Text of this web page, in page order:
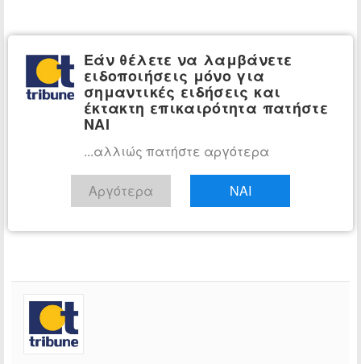
Εάν θέλετε να λαμβάνετε
ειδοποιήσεις μόνο για
σημαντικές ειδήσεις και
έκτακτη επικαιρότητα πατήστε
ΝΑΙ
...αλλιώς πατήστε αργότερα
Αργότερα ΝΑΙ